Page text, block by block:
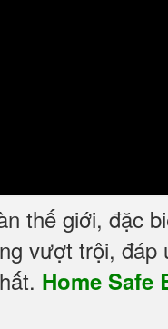
thế giới, đặc
vượt trội, đáp
Home Safe